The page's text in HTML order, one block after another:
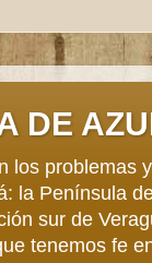
DE
los problemas
la Península
sur de
tenemos fe